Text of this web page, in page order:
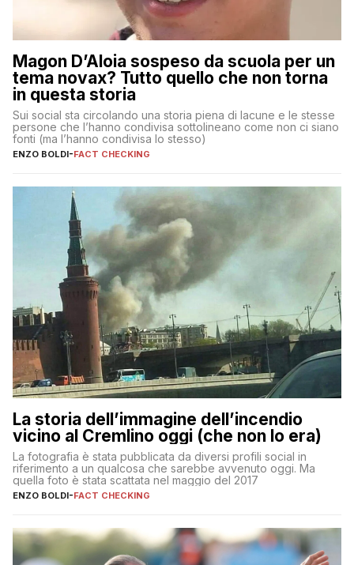
Magon D’Aloia sospeso da scuola per un
tema novax? Tutto quello che non torna
in questa storia
Sui social sta circolando una storia piena di lacune e le stesse
persone che l’hanno condivisa sottolineano come non ci siano
fonti (ma l’hanno condivisa lo stesso)
ENZO BOLDI-FACT CHECKING
La storia dell’immagine dell’incendio
vicino al Cremlino oggi (che non lo era)
La fotografia è stata pubblicata da diversi profili social in
riferimento a un qualcosa che sarebbe avvenuto oggi. Ma
quella foto è stata scattata nel maggio del 2017
ENZO BOLDI-FACT CHECKING